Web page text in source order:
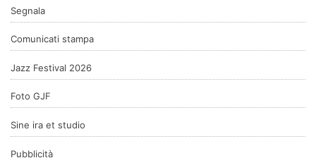
Segnala
Comunicati stampa
Jazz Festival 2026
Foto GJF
Sine ira et studio
Pubblicità